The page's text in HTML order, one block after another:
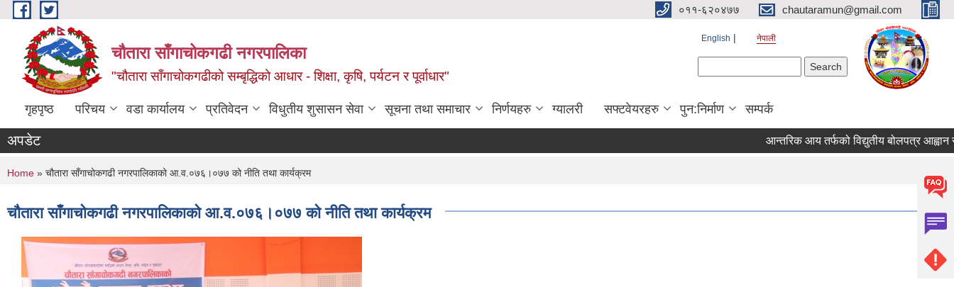
Skip to main content ०११-६२०४७७ chautaramun@gmail.com
चौतारा साँगाचोकगढी नगरपालिका
"चौतारा साँगाचोकगढीको सम्बृद्धिको आधार - शिक्षा, कृषि, पर्यटन र पूर्वाधार"
English नेपाली
गृहपृष्ठ परिचय वडा कार्यालय प्रतिवेदन विधुतीय शुसासन सेवा सूचना तथा समाचार निर्णयहरु ग्यालरी सफ्टवेयरहरु पुन:निर्माण सम्पर्क
अपडेट आन्तरिक आय तर्फको विद्युतीय बोलपत्र आह्वान
You are here
Home » चौतारा साँगाचोकगढी नगरपालिकाको आ.व.०७६।०७७ को नीति तथा कार्यक्रम
चौतारा साँगाचोकगढी नगरपालिकाको आ.व.०७६।०७७ को नीति तथा कार्यक्रम